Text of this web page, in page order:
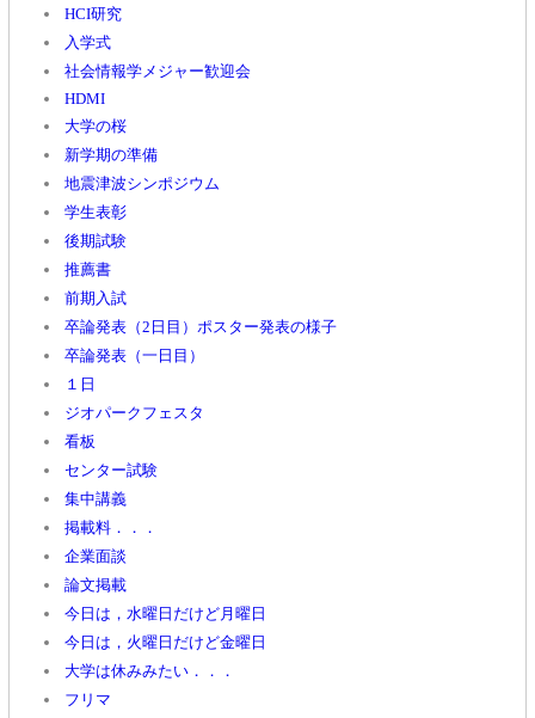
HCI研究
入学式
社会情報学メジャー歓迎会
HDMI
大学の桜
新学期の準備
地震津波シンポジウム
学生表彰
後期試験
推薦書
前期入試
卒論発表（2日目）ポスター発表の様子
卒論発表（一日目）
１日
ジオパークフェスタ
看板
センター試験
集中講義
掲載料．．．
企業面談
論文掲載
今日は，水曜日だけど月曜日
今日は，火曜日だけど金曜日
大学は休みみたい．．．
フリマ